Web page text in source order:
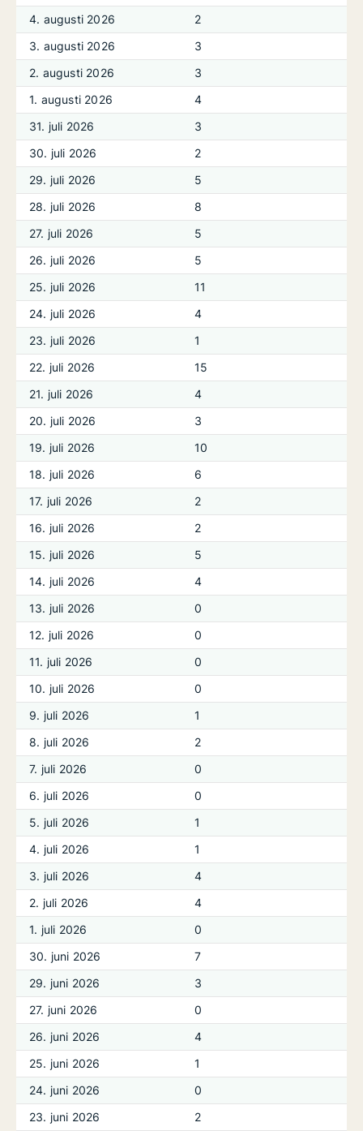
4. augusti 2026
2
3. augusti 2026
3
2. augusti 2026
3
1. augusti 2026
4
31. juli 2026
3
30. juli 2026
2
29. juli 2026
5
28. juli 2026
8
27. juli 2026
5
26. juli 2026
5
25. juli 2026
11
24. juli 2026
4
23. juli 2026
1
22. juli 2026
15
21. juli 2026
4
20. juli 2026
3
19. juli 2026
10
18. juli 2026
6
17. juli 2026
2
16. juli 2026
2
15. juli 2026
5
14. juli 2026
4
13. juli 2026
0
12. juli 2026
0
11. juli 2026
0
10. juli 2026
0
9. juli 2026
1
8. juli 2026
2
7. juli 2026
0
6. juli 2026
0
5. juli 2026
1
4. juli 2026
1
3. juli 2026
4
2. juli 2026
4
1. juli 2026
0
30. juni 2026
7
29. juni 2026
3
27. juni 2026
0
26. juni 2026
4
25. juni 2026
1
24. juni 2026
0
23. juni 2026
2